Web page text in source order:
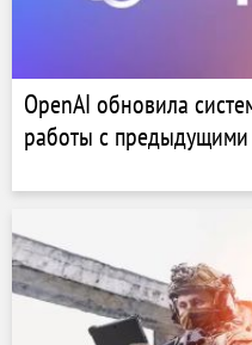
OpenAI обновила
работы с